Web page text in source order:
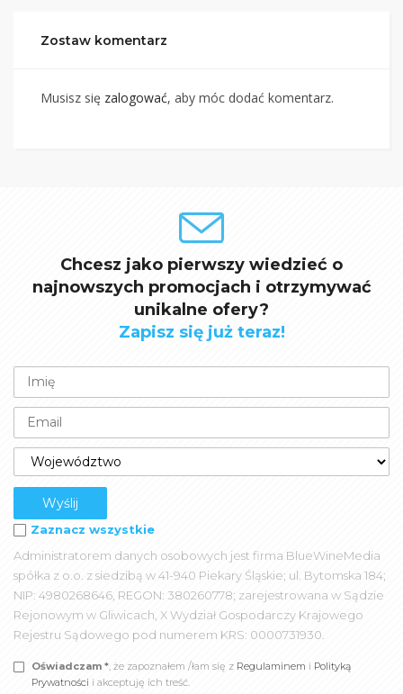
Zostaw komentarz
Musisz się zalogować, aby móc dodać komentarz.
Chcesz jako pierwszy wiedzieć o
najnowszych promocjach i otrzymywać
unikalne ofery?
Zapisz się już teraz!
Zaznacz wszystkie
Administratorem danych osobowych jest firma BlueWineMedia
spółka z o.o. z siedzibą w 41-940 Piekary Śląskie; ul. Bytomska 184;
NIP: 4980268646, REGON: 380260778; zarejestrowana w Sądzie
Rejonowym w Gliwicach, X Wydział Gospodarczy Krajowego
Rejestru Sądowego pod numerem KRS: 0000731930.
Oświadczam *, że zapoznałem /łam się z Regulaminem i Polityką
Prywatności i akceptuję ich treść.